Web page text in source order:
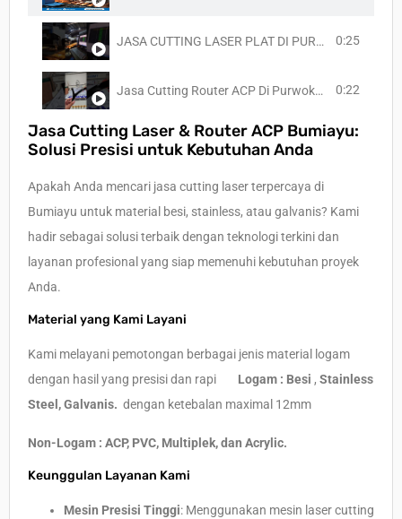
JASA CUTTING LASER PLAT DI PURWOKERTO!! FIBER LASER - WA 08113702929 0:25
Jasa Cutting Router ACP Di Purwokerto - WA 0811 370 2929 0:22
Jasa Cutting Laser & Router ACP Bumiayu:
Solusi Presisi untuk Kebutuhan Anda
Apakah Anda mencari jasa cutting laser terpercaya di
Bumiayu untuk material besi, stainless, atau galvanis? Kami
hadir sebagai solusi terbaik dengan teknologi terkini dan
layanan profesional yang siap memenuhi kebutuhan proyek
Anda.
Material yang Kami Layani
Kami melayani pemotongan berbagai jenis material logam
dengan hasil yang presisi dan rapi Logam : Besi , Stainless
Steel,Galvanis. dengan ketebalan maximal 12mm
Non-Logam : ACP, PVC, Multiplek, dan Acrylic.
Keunggulan Layanan Kami
Mesin Presisi Tinggi: Menggunakan mesin laser cutting